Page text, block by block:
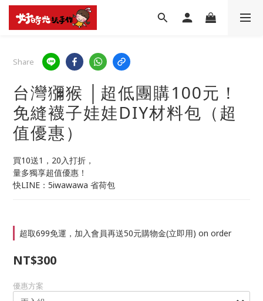
Share
台灣獼猴 │超低團購100元！
免縫襪子娃娃DIY材料包（超
值優惠）
買10送1，20入打折，
量多獨享超值優惠！
快LINE：5iwawawa 省荷包
超取699免運，加入會員再送50元購物金(立即用) on order
NT$300
優惠方案